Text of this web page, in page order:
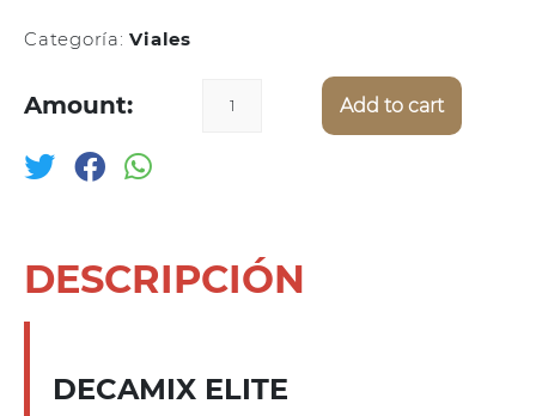
Categoría:Viales
Amount: Add to cart
DESCRIPCIÓN
DECAMIX ELITE